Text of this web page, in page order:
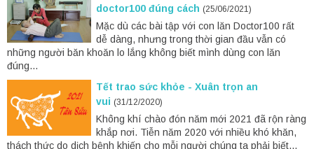
doctor100 đúng cách (25/06/2021)
Mặc dù các bài tập với con lăn Doctor100 rất
dễ dàng, nhưng trong thời gian đầu vẫn có
những người băn khoăn lo lắng không biết mình dùng con lăn
đúng...
Tết trao sức khỏe - Xuân trọn an
vui (31/12/2020)
Không khí chào đón năm mới 2021 đã rộn ràng
khắp nơi. Tiễn năm 2020 với nhiều khó khăn,
thách thức do dịch bệnh khiến cho mỗi người chúng ta phải biết...